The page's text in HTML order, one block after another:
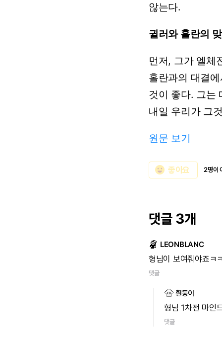
않는다.
귈러와 홀란의
먼저, 그가 엘체
홀란과의 대결
것이 좋다. 그는
내일 우리가 그
원문 보기
emoji_emotions 좋아요 2명이
댓글 3개
LEONBLANC
형님이 보여줘야죠ㅋ
댓글
흰둥이
형님 1차전 마인
댓글